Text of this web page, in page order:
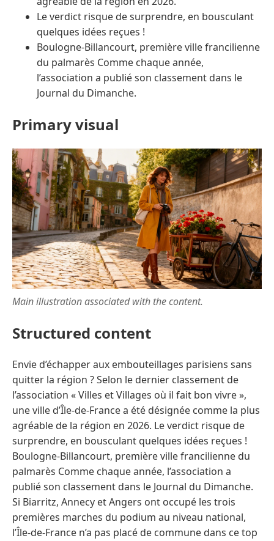
Le verdict risque de surprendre, en bousculant
quelques idées reçues !
Boulogne-Billancourt, première ville francilienne
du palmarès Comme chaque année,
l’association a publié son classement dans le
Journal du Dimanche.
Primary visual
Main illustration associated with the content.
Structured content
Envie d’échapper aux embouteillages parisiens sans
quitter la région ? Selon le dernier classement de
l’association « Villes et Villages où il fait bon vivre »,
une ville d’Île-de-France a été désignée comme la plus
agréable de la région en 2026. Le verdict risque de
surprendre, en bousculant quelques idées reçues !
Boulogne-Billancourt, première ville francilienne du
palmarès Comme chaque année, l’association a
publié son classement dans le Journal du Dimanche.
Si Biarritz, Annecy et Angers ont occupé les trois
premières marches du podium au niveau national,
l’Île-de-France n’a pas placé de commune dans ce top